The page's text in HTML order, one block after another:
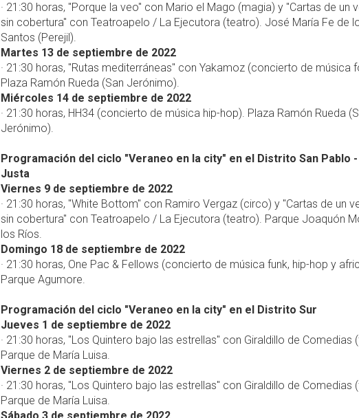
· 21:30 horas, "Porque la veo" con Mario el Mago (magia) y "Cartas de un
sin cobertura" con Teatroapelo / La Ejecutora (teatro). José María Fe de
Santos (Perejil).
Martes 13 de septiembre de 2022
· 21:30 horas, "Rutas mediterráneas" con Yakamoz (concierto de música
Plaza Ramón Rueda (San Jerónimo).
Miércoles 14 de septiembre de 2022
· 21:30 horas, HH34 (concierto de música hip-hop). Plaza Ramón Rueda
Jerónimo).
Programación del ciclo "Veraneo en la city" en el Distrito San Pablo
Justa
Viernes 9 de septiembre de 2022
· 21:30 horas, "White Bottom" con Ramiro Vergaz (circo) y "Cartas de un
sin cobertura" con Teatroapelo / La Ejecutora (teatro). Parque Joaquón
los Ríos.
Domingo 18 de septiembre de 2022
· 21:30 horas, One Pac & Fellows (concierto de música funk, hip-hop y
Parque Agumore.
Programación del ciclo "Veraneo en la city" en el Distrito Sur
Jueves 1 de septiembre de 2022
· 21:30 horas, "Los Quintero bajo las estrellas" con Giraldillo de Comedias
Parque de María Luisa.
Viernes 2 de septiembre de 2022
· 21:30 horas, "Los Quintero bajo las estrellas" con Giraldillo de Comedias
Parque de María Luisa.